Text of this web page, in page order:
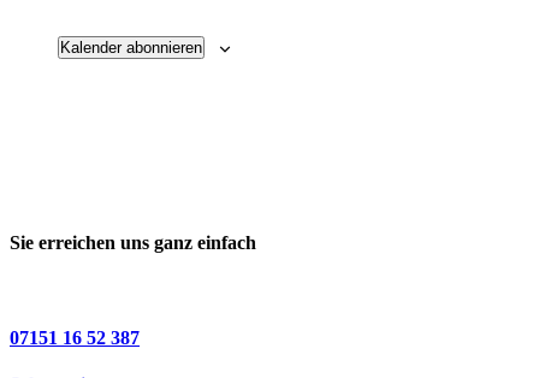
Kalender abonnieren
Sie erreichen uns ganz einfach
07151 16 52 387